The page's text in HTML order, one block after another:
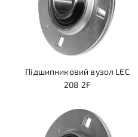
Підшипниковий вузол LEC
208 2F